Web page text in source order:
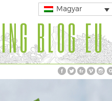
Magyar
BLOG EU